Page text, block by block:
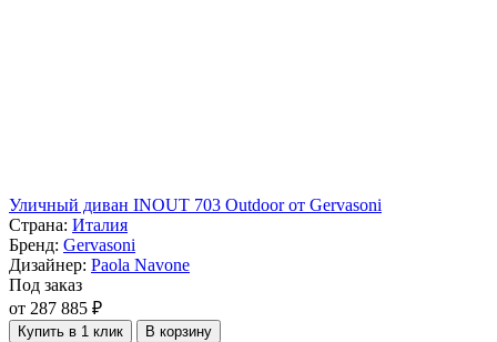
Уличный диван INOUT 703 Outdoor от Gervasoni
Страна: Италия
Бренд: Gervasoni
Дизайнер: Paola Navone
Под заказ
от 287 885 ₽
Купить в 1 клик В корзину